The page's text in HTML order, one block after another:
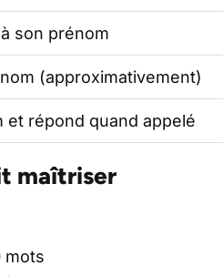
son prénom
(approximativement)
et répond quand appelé
maîtriser
mots